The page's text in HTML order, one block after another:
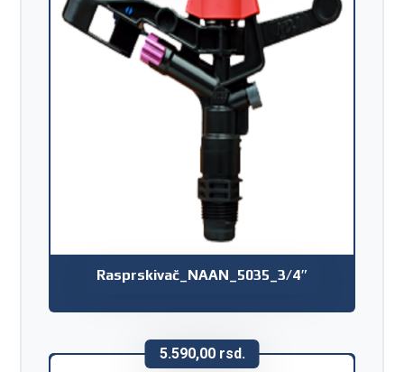
Rasprskivač_NAAN_5035_3/4″
5.590,00 rsd.